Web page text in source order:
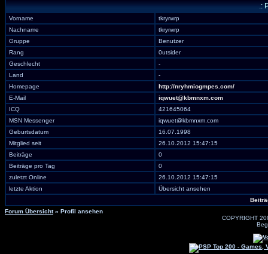
.:
Vorname
tkryrwrp
Nachname
tkryrwrp
Gruppe
Benutzer
Rang
0utsider
Geschlecht
-
Land
-
Homepage
http://nryhmiogmpes.com/
E-Mail
iqwuet@kbmnxm.com
ICQ
421645064
MSN Messenger
iqwuet@kbmnxm.com
Geburtsdatum
16.07.1998
Mitglied seit
26.10.2012 15:47:15
Beiträge
0
Beiträge pro Tag
0
zuletzt Online
26.10.2012 15:47:15
letzte Aktion
Übersicht ansehen
Forum Übersicht» Profil ansehen
COPYRIGHT